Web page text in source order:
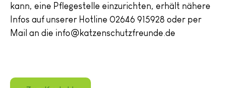
kann, eine Pflegestelle einzurichten, erhält nähere
Infos auf unserer Hotline 02646 915928 oder per
Mail an die info@katzenschutzfreunde.de